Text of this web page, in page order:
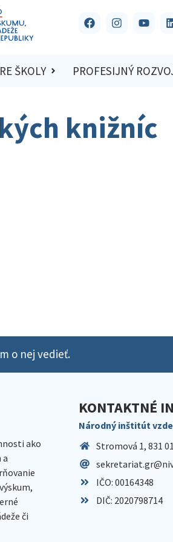
ŠKOLY PROFESIJNÝ
knižníc
o nej vedieť.
ako
a
či
KONTAKTNÉ
Národný inštitút
Stromová 1, 831
IČO: 00164348
DIČ: 2020798714